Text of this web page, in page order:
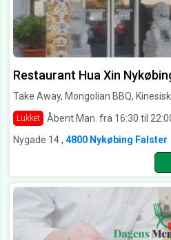
Restaurant Hua Xin
Take Away, Mongolian BBQ,
Lukket Åbent Man. fra 16:30 til
Nygade 14 , 4800 Nykøbing Falster